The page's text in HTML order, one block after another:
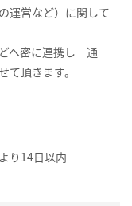
運営など）に関して
へ密に連携し 通
頂きます。
り14日以内